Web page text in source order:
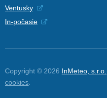
Ventusky
In-počasie
Copyright © 2026 InMeteo, s.r.o.
cookies